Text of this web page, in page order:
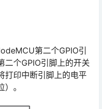
第二个GPIO引
二个GPIO引脚上的开关
打印中断引脚上的电平
。